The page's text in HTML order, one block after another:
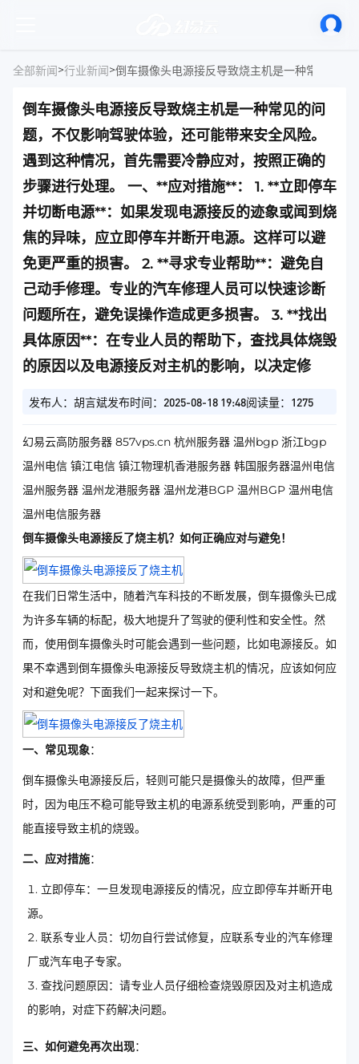
全部新闻>行业新闻>
倒车摄像头电源接反导致烧主机是一种常见的问
题，不仅影响驾驶体验，还可能带来安全风险。
遇到这种情况，首先需要冷静应对，按照正确的
步骤进行处理。 一、**应对措施**： 1. **立即停车
并切断电源**：如果发现电源接反的迹象或闻到烧
焦的异味，应立即停车并断开电源。这样可以避
免更严重的损害。 2. **寻求专业帮助**：避免自
己动手修理。专业的汽车修理人员可以快速诊断
问题所在，避免误操作造成更多损害。 3. **找出
具体原因**：在专业人员的帮助下，查找具体烧毁
的原因以及电源接反对主机的影响，以决定修
发布人：胡言斌发布时间：2025-08-18 19:48阅读量：1275
幻易云高防服务器 857vps.cn 杭州服务器 温州bgp 浙江bgp
温州电信 镇江电信 镇江物理机香港服务器 韩国服务器温州电信
温州服务器 温州龙港服务器 温州龙港BGP 温州BGP 温州电信
温州电信服务器
倒车摄像头电源接反了烧主机？如何正确应对与避免！
在我们日常生活中，随着汽车科技的不断发展，倒车摄像头已成
为许多车辆的标配，极大地提升了驾驶的便利性和安全性。然
而，使用倒车摄像头时可能会遇到一些问题，比如电源接反。如
果不幸遇到倒车摄像头电源接反导致烧主机的情况，应该如何应
对和避免呢？下面我们一起来探讨一下。
一、常见现象：
倒车摄像头电源接反后，轻则可能只是摄像头的故障，但严重
时，因为电压不稳可能导致主机的电源系统受到影响，严重的可
能直接导致主机的烧毁。
二、应对措施：
立即停车：一旦发现电源接反的情况，应立即停车并断开电
源。
联系专业人员：切勿自行尝试修复，应联系专业的汽车修理
厂或汽车电子专家。
查找问题原因：请专业人员仔细检查烧毁原因及对主机造成
的影响，对症下药解决问题。
三、如何避免再次出现：